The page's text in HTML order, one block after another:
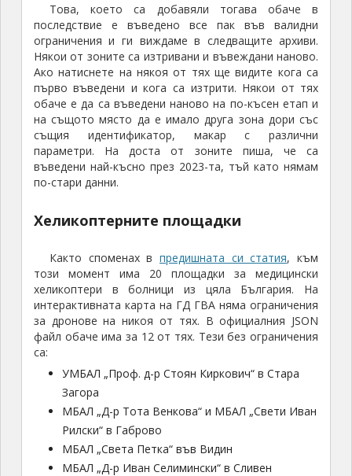
Това, което са добавяли тогава обаче в
последствие е въведено все пак във валидни
ограничения и ги виждаме в следващите архиви.
Някои от зоните са изтривани и въвеждани наново.
Ако натиснете на някоя от тях ще видите кога са
първо въведени и кога са изтрити. Някои от тях
обаче е да са въведени наново на по-късен етап и
на същото място да е имало друга зона дори със
същия идентификатор, макар с различни
параметри. На доста от зоните пиша, че са
въведени най-късно през 2023-та, тъй като нямам
по-стари данни.
Хеликоптерните площадки
Както споменах в предишната си статия, към
този момент има 20 площадки за медицински
хеликоптери в болници из цяла България. На
интерактивната карта на ГД ГВА няма ограничения
за дронове на никоя от тях. В официалния JSON
файл обаче има за 12 от тях. Тези без ограничения
са:
УМБАЛ „Проф. д-р Стоян Киркович“ в Стара
Загора
МБАЛ „Д-р Тота Венкова“ и МБАЛ „Свети Иван
Рилски“ в Габрово
МБАЛ „Света Петка“ във Видин
МБАЛ „Д-р Иван Селимински“ в Сливен